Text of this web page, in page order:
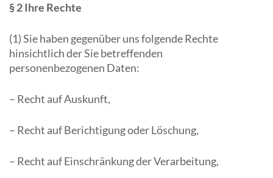
§ 2 Ihre Rechte
(1) Sie haben gegenüber uns folgende Rechte
hinsichtlich der Sie betreffenden
personenbezogenen Daten:
– Recht auf Auskunft,
– Recht auf Berichtigung oder Löschung,
– Recht auf Einschränkung der Verarbeitung,